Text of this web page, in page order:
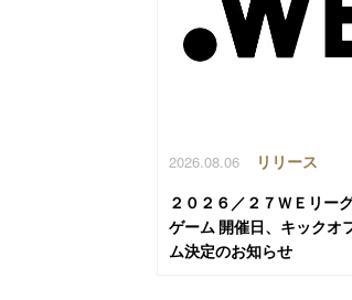
2026.08.06 リリース
２０２６／２７ＷＥリー
ゲーム 開催日、キックオ
ム決定のお知らせ